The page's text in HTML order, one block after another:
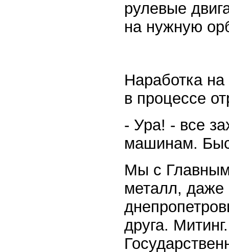
рулевые
на нужную
Наработка на
в процессе
- Ура! - все
машинам.
Мы с
металл, даже
друга.